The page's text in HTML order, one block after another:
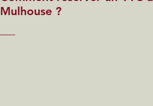
Mulhouse ?